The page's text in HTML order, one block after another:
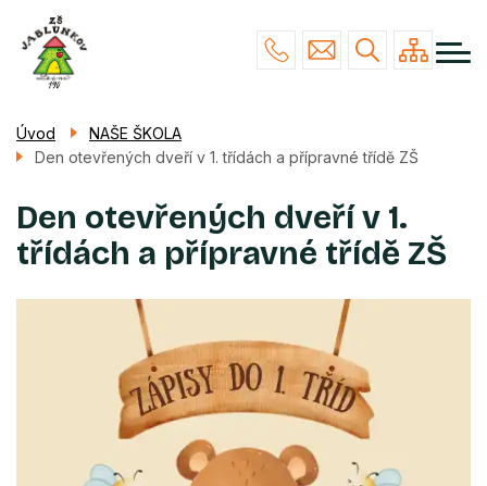
hlavnímu
obsahu
Menu
navigace
NAŠE ŠKOLA
STUDIUM
POVINNÉ INFO
KONTAKTY
Úvod
NAŠE ŠKOLA
Den otevřených dveří v 1. třídách a přípravné třídě ZŠ
Den otevřených dveří v 1.
třídách a přípravné třídě ZŠ